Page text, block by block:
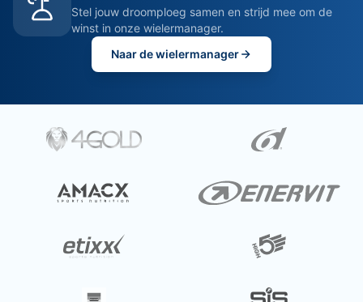
Stel jouw droomploeg samen en strijd mee om de
winst in onze wielermanager.
Naar de wielermanager